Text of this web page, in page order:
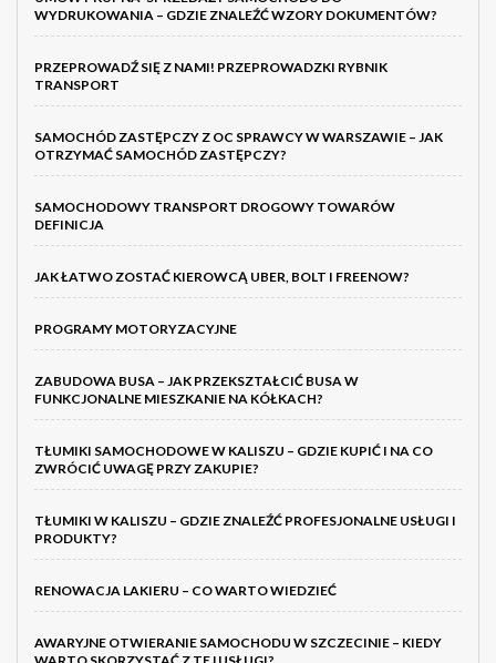
WYDRUKOWANIA – GDZIE ZNALEŹĆ WZORY DOKUMENTÓW?
PRZEPROWADŹ SIĘ Z NAMI! PRZEPROWADZKI RYBNIK
TRANSPORT
SAMOCHÓD ZASTĘPCZY Z OC SPRAWCY W WARSZAWIE – JAK
OTRZYMAĆ SAMOCHÓD ZASTĘPCZY?
SAMOCHODOWY TRANSPORT DROGOWY TOWARÓW
DEFINICJA
JAK ŁATWO ZOSTAĆ KIEROWCĄ UBER, BOLT I FREENOW?
PROGRAMY MOTORYZACYJNE
ZABUDOWA BUSA – JAK PRZEKSZTAŁCIĆ BUSA W
FUNKCJONALNE MIESZKANIE NA KÓŁKACH?
TŁUMIKI SAMOCHODOWE W KALISZU – GDZIE KUPIĆ I NA CO
ZWRÓCIĆ UWAGĘ PRZY ZAKUPIE?
TŁUMIKI W KALISZU – GDZIE ZNALEŹĆ PROFESJONALNE USŁUGI I
PRODUKTY?
RENOWACJA LAKIERU – CO WARTO WIEDZIEĆ
AWARYJNE OTWIERANIE SAMOCHODU W SZCZECINIE – KIEDY